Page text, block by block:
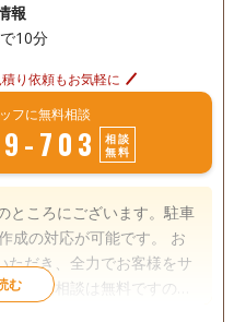
報
10分
り依頼もお気軽に
フに無料相談
703
相談
無料
ところにございます。駐車
成の対応が可能です。 お
ただき、全力でお客様をサ
初回相談は無料ですので